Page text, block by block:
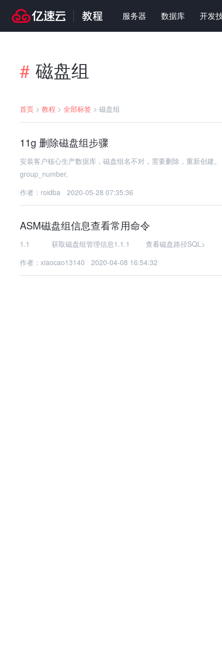
服务器 数据库 开发
# 磁盘组
首页 > 教程 > 全部标签 > 磁盘组
11g 删除磁盘组步骤
安装客户核心生产数据库，磁盘组名不对，需要删除，重新创建。 删
group_number,
作者：roidba
2020-05-28 07:35:36
ASM磁盘组信息查看常用命令
1.1 获取磁盘组管理信息1.1.1 查看磁盘路径SQL>
作者：xiaocao13140
2020-04-08 16:54:32